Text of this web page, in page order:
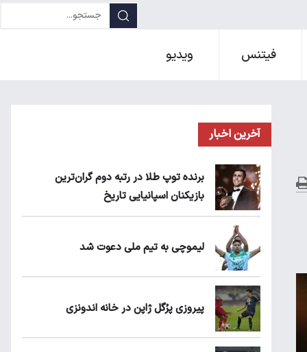
فیتنس ویدیو
آخرین اخبار
برنده توپ طلا در رتبه دوم گران‌ترین
بازیکنان اسپانیایی تاریخ
لیموچی به تیم ملی دعوت شد
پیروزی پرُگل ژاپن در خانه اندونزی